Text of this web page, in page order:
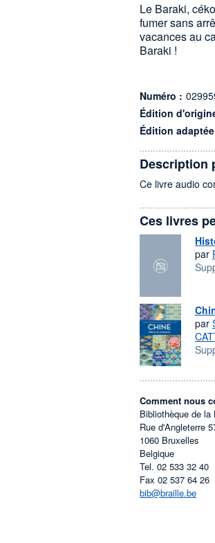
Le Baraki,
fumer sans
vacances au
Baraki !
Numéro :
Édition
Édition
Description
Ce livre audio
Ces livres
par
par
Comment nous
Bibliothèque de la
Rue d'Angleterre
1060 Bruxelles
Belgique
Tel. 02 533 32 40
Fax 02 537 64 26
bib@braille.be